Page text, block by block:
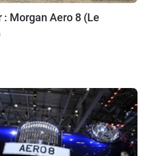
: Morgan Aero 8 (Le